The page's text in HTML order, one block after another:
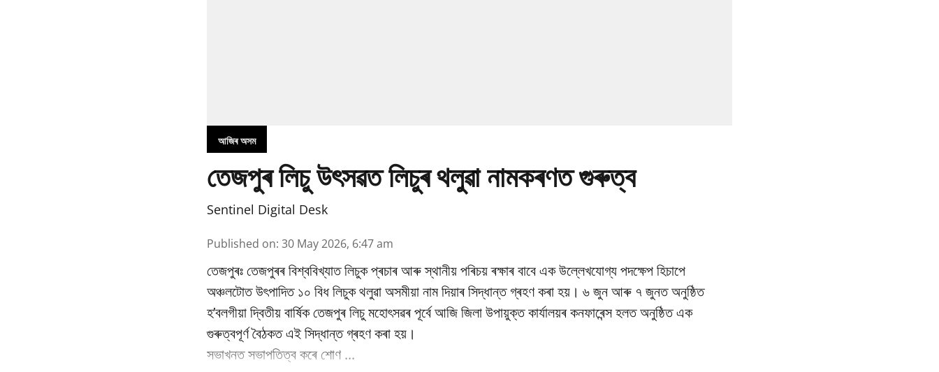
আজিৰ অসম
তেজপুৰ লিচু উৎসৱত লিচুৰ থলুৱা নামকৰণত গুৰুত্ব
Sentinel Digital Desk
Published on: 30 May 2026, 6:47 am
তেজপুৰঃ তেজপুৰৰ বিশ্ববিখ্যাত লিচুক প্ৰচাৰ আৰু স্থানীয় পৰিচয় ৰক্ষাৰ বাবে এক উল্লেখযোগ্য পদক্ষেপ হিচাপে
অঞ্চলটোত উৎপাদিত ১০ বিধ লিচুক থলুৱা অসমীয়া নাম দিয়াৰ সিদ্ধান্ত গ্ৰহণ কৰা হয়। ৬ জুন আৰু ৭ জুনত অনুষ্ঠিত
হ’বলগীয়া দ্বিতীয় বাৰ্ষিক তেজপুৰ লিচু মহোৎসৱৰ পূৰ্বে আজি জিলা উপায়ুক্ত কাৰ্যালয়ৰ কনফাৰেন্স হলত অনুষ্ঠিত এক
গুৰুত্বপূৰ্ণ বৈঠকত এই সিদ্ধান্ত গ্ৰহণ কৰা হয়।
সভাখনত সভাপতিত্ব কৰে শোণ ...